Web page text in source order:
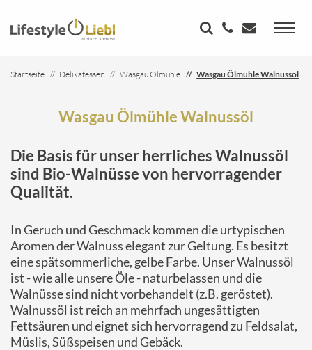
Startseite Delikatessen Wasgau Ölmühle Wasgau Ölmühle Walnussöl
Wasgau Ölmühle Walnussöl
Die Basis für unser herrliches Walnussöl
sind Bio-Walnüsse von hervorragender
Qualität.
In Geruch und Geschmack kommen die urtypischen
Aromen der Walnuss elegant zur Geltung. Es besitzt
eine spätsommerliche, gelbe Farbe. Unser Walnussöl
ist - wie alle unsere Öle - naturbelassen und die
Walnüsse sind nicht vorbehandelt (z.B. geröstet).
Walnussöl ist reich an mehrfach ungesättigten
Fettsäuren und eignet sich hervorragend zu Feldsalat,
Müslis, Süßspeisen und Gebäck.